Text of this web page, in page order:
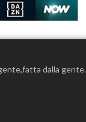
dalla gente.